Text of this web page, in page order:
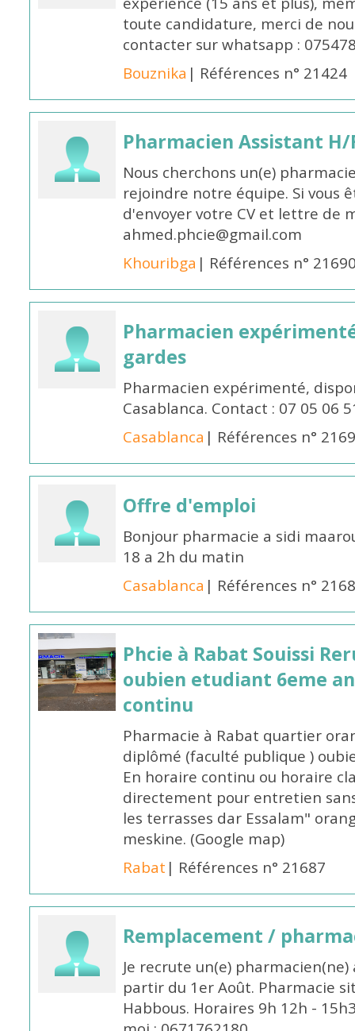
toute candidature, merci de
contacter sur whatsapp :
Bouznika | Références n° 21424
Pharmacien Assistant
Nous cherchons un(e)
rejoindre notre équipe. Si vous
d'envoyer votre CV et lettre de
ahmed.phcie@gmail.com
Khouribga | Références n°
Pharmacien
gardes
Pharmacien expérimenté,
Casablanca. Contact : 07 05 06
Casablanca | Références n°
Offre d'emploi
Bonjour pharmacie a sidi
18 a 2h du matin
Casablanca | Références n°
Phcie à Rabat Souissi
oubien etudiant 6eme
continu
Pharmacie à Rabat quartier
diplômé (faculté publique )
En horaire continu ou horaire
directement pour entretien
les terrasses dar Essalam"
meskine. (Google map)
Rabat | Références n° 21687
Remplacement /
Je recrute un(e)
partir du 1er Août. Pharmacie
Habbous. Horaires 9h 12h -